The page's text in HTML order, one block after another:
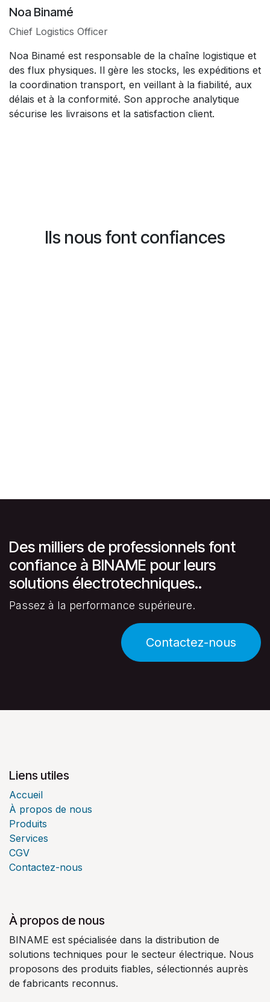
Noa Binamé
Chief Logistics Officer
Noa Binamé est responsable de la chaîne logistique et
des flux physiques. Il gère les stocks, les expéditions et
la coordination transport, en veillant à la fiabilité, aux
délais et à la conformité. Son approche analytique
sécurise les livraisons et la satisfaction client.
Ils nous font confiances
Des milliers de professionnels font
confiance à BINAME pour leurs
solutions électrotechniques..
Passez à la performance supérieure.
Contactez-nous
Liens utiles
Accueil
À propos de nous
Produits
Services
CGV
Contactez-nous
À propos de nous
BINAME est spécialisée dans la distribution de
solutions techniques pour le secteur électrique. Nous
proposons des produits fiables, sélectionnés auprès
de fabricants reconnus.